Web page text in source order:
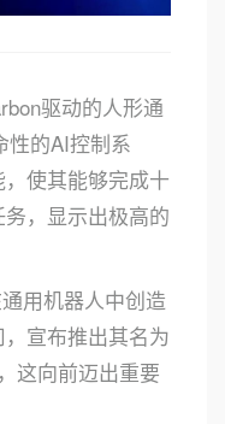
驱动的人形通
性的AI控制系
使其能够完成十
，显示出极高的
用机器人中创造
宣布推出其名为
这向前迈出重要